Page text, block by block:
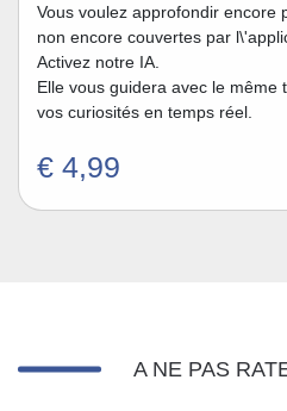
Vous voulez approfondir encore
non encore couvertes par
Activez notre IA.
Elle vous guidera avec le même
vos curiosités en temps réel.
€ 4,99
A NE PAS